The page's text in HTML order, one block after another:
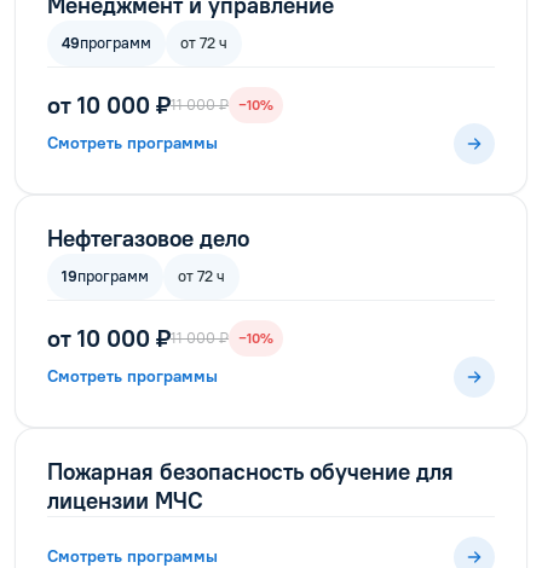
49программ от 72 ч
от 10 000 ₽11 000 ₽ −10%
Смотреть программы
Нефтегазовое дело
19программ от 72 ч
от 10 000 ₽11 000 ₽ −10%
Смотреть программы
Пожарная безопасность обучение для
лицензии МЧС
Смотреть программы